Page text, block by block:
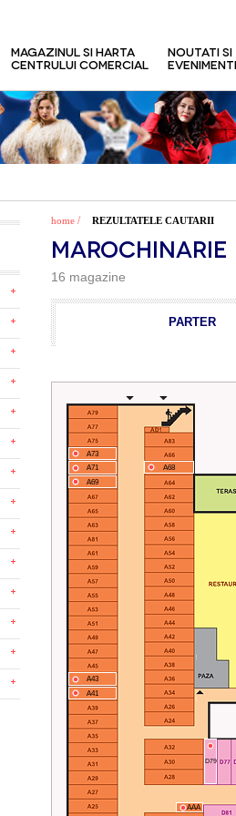
MAGAZINUL SI HARTA
CENTRULUI COMERCIAL
NOUTATI SI
home / REZULTATELE CAUTARII
MAROCHINARIE
16 magazine
PARTER
A41
A43
A68
A69
A71
A73
AAA
D79